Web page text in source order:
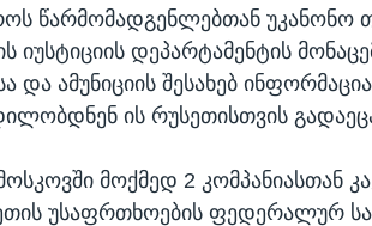
წარმომადგენლებთან უკანონო
იუსტიციის დეპარტამენტის
და ამუნიციის შესახებ
ის რუსეთისთვის
მოქმედ 2 კომპანიასთან
უსაფრთხოების ფედერალურ